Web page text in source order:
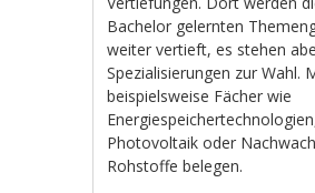
Bachelor gelernten
weiter vertieft, es stehen
Spezialisierungen zur Wahl.
beispielsweise Fächer wie
Photovoltaik oder
Rohstoffe belegen.